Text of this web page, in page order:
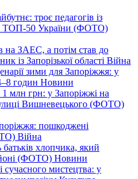
троє педагогів із
ТОП-50 України (ФОТО)
на ЗАЕС, а потім став до
із Запорізької області Війна
зими для Запоріжжя: у
годин Новини
1 млн грн: у Запоріжжі на
Вишневецького (ФОТО)
пошкоджені
Війна
хлопчика, який
(ФОТО) Новини
сучасного мистецтва: у